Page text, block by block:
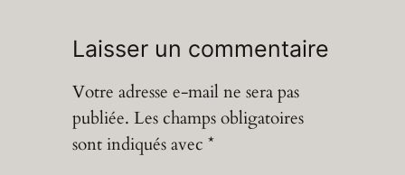
Laisser un commentaire
Votre adresse e-mail ne sera pas
publiée. Les champs obligatoires
sont indiqués avec *